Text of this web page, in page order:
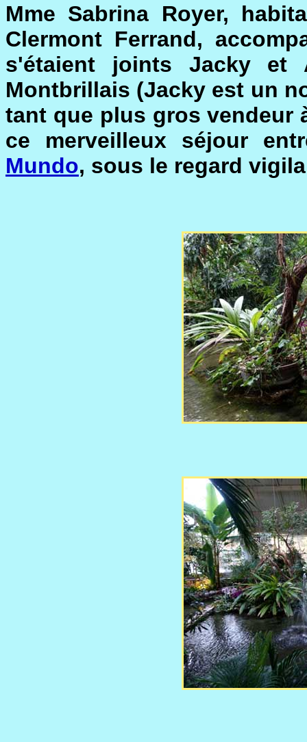
Mme Sabrina Royer,
Clermont Ferrand,
s'étaient joints Jacky et
Montbrillais (Jacky est un
tant que plus gros vendeur
ce merveilleux séjour
Mundo, sous le regard